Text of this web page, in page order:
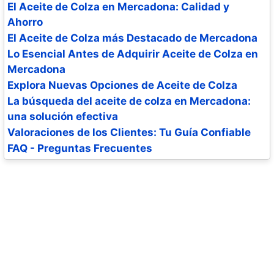
El Aceite de Colza en Mercadona: Calidad y
Ahorro
El Aceite de Colza más Destacado de Mercadona
Lo Esencial Antes de Adquirir Aceite de Colza en
Mercadona
Explora Nuevas Opciones de Aceite de Colza
La búsqueda del aceite de colza en Mercadona:
una solución efectiva
Valoraciones de los Clientes: Tu Guía Confiable
FAQ - Preguntas Frecuentes